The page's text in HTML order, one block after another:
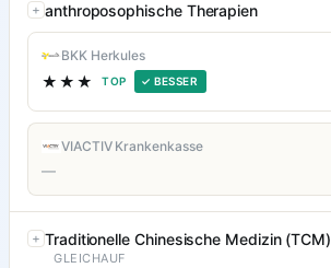
anthroposophische Therapien
BKK Herkules
★★★ TOP ✓ BESSER
VIACTIV Krankenkasse
—
Traditionelle Chinesische Medizin (TCM)
GLEICHAUF